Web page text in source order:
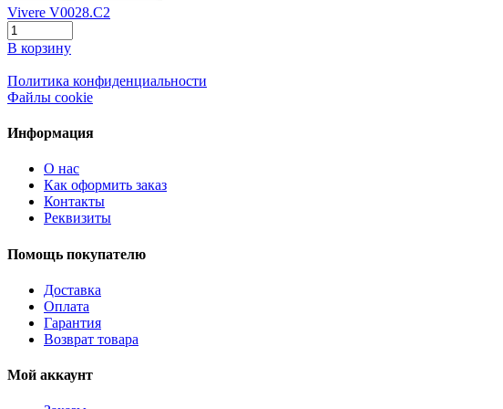
Vivere V0028.C2
В корзину
Политика конфиденциальности
Файлы cookie
Информация
О нас
Как оформить заказ
Контакты
Реквизиты
Помощь покупателю
Доставка
Оплата
Гарантия
Возврат товара
Мой аккаунт